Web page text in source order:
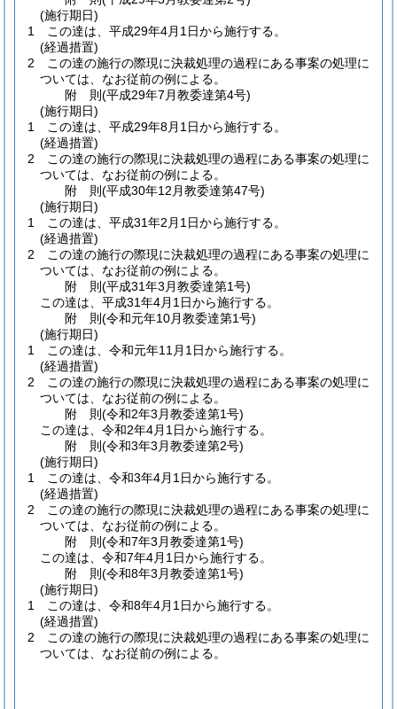
(施行期日)
1
この達は、平成29年4月1日から施行する。
(経過措置)
2
この達の施行の際現に決裁処理の過程にある事案の処理に
ついては、なお従前の例による。
附 則(平成29年7月教委達第4号)
(施行期日)
1
この達は、平成29年8月1日から施行する。
(経過措置)
2
この達の施行の際現に決裁処理の過程にある事案の処理に
ついては、なお従前の例による。
附 則(平成30年12月教委達第47号)
(施行期日)
1
この達は、平成31年2月1日から施行する。
(経過措置)
2
この達の施行の際現に決裁処理の過程にある事案の処理に
ついては、なお従前の例による。
附 則(平成31年3月教委達第1号)
この達は、平成31年4月1日から施行する。
附 則(令和元年10月教委達第1号)
(施行期日)
1
この達は、令和元年11月1日から施行する。
(経過措置)
2
この達の施行の際現に決裁処理の過程にある事案の処理に
ついては、なお従前の例による。
附 則(令和2年3月教委達第1号)
この達は、令和2年4月1日から施行する。
附 則(令和3年3月教委達第2号)
(施行期日)
1
この達は、令和3年4月1日から施行する。
(経過措置)
2
この達の施行の際現に決裁処理の過程にある事案の処理に
ついては、なお従前の例による。
附 則(令和7年3月教委達第1号)
この達は、令和7年4月1日から施行する。
附 則(令和8年3月教委達第1号)
(施行期日)
1
この達は、令和8年4月1日から施行する。
(経過措置)
2
この達の施行の際現に決裁処理の過程にある事案の処理に
ついては、なお従前の例による。